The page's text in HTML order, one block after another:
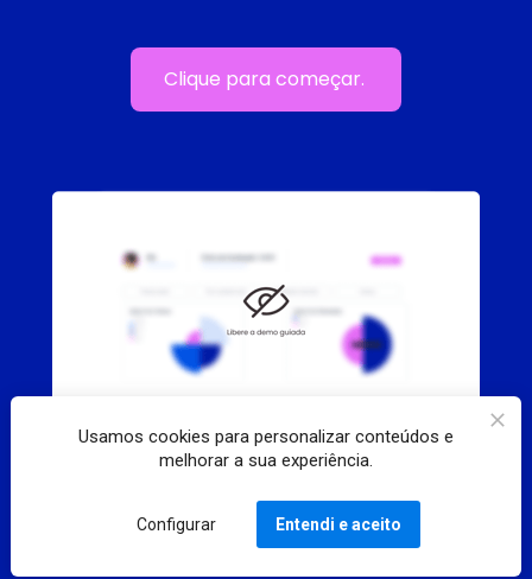
Clique para começar.
Usamos cookies para personalizar conteúdos e
melhorar a sua experiência.
Configurar Entendi e aceito